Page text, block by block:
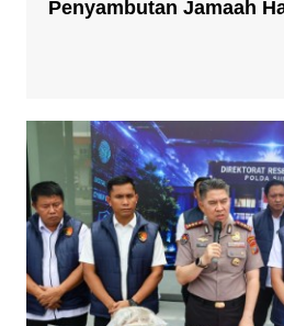
Penyambutan Jamaah